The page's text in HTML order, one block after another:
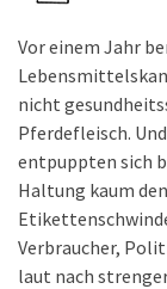
Vor einem Jahr
nicht
Pferdefleisch.
entpuppten sich
Haltung kaum
Verbraucher,
laut nach